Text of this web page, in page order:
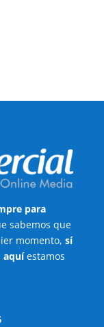
para
sabemos que
momento, sí
aquíestamos